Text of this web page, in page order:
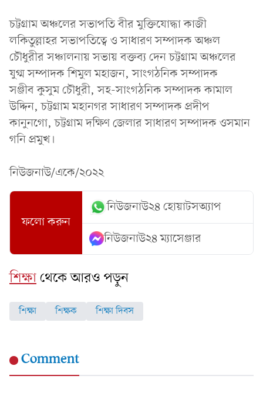
চট্টগ্রাম অঞ্চলের সভাপতি বীর মুক্তিযোদ্ধা কাজী
লকিতুল্লাহর সভাপতিত্বে ও সাধারণ সম্পাদক অঞ্চল
চৌধুরীর সঞ্চালনায় সভায় বক্তব্য দেন চট্টগ্রাম অঞ্চলের
যুগ্ম সম্পাদক শিমুল মহাজন, সাংগঠনিক সম্পাদক
সঞ্জীব কুসুম চৌধুরী, সহ-সাংগঠনিক সম্পাদক কামাল
উদ্দিন, চট্টগ্রাম মহানগর সাধারণ সম্পাদক প্রদীপ
কানুনগো, চট্টগ্রাম দক্ষিণ জেলার সাধারণ সম্পাদক ওসমান
গনি প্রমুখ।
নিউজনাউ/একে/২০২২
ফলো করুন
নিউজনাউ২৪ হোয়াটসঅ্যাপ
নিউজনাউ২৪ ম্যাসেঞ্জার
শিক্ষাথেকে আরও পড়ুন
শিক্ষা শিক্ষক শিক্ষা দিবস
Comment